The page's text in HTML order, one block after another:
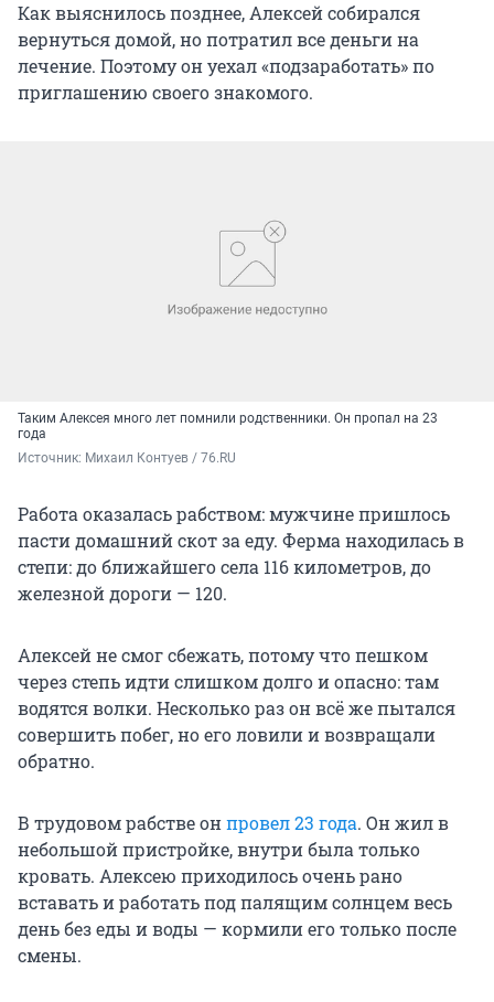
Как выяснилось позднее, Алексей собирался
вернуться домой, но потратил все деньги на
лечение. Поэтому он уехал «подзаработать» по
приглашению своего знакомого.
Таким Алексея много лет помнили родственники. Он пропал на 23
года
Источник: Михаил Контуев / 76.RU
Работа оказалась рабством: мужчине пришлось
пасти домашний скот за еду. Ферма находилась в
степи: до ближайшего села 116 километров, до
железной дороги — 120.
Алексей не смог сбежать, потому что пешком
через степь идти слишком долго и опасно: там
водятся волки. Несколько раз он всё же пытался
совершить побег, но его ловили и возвращали
обратно.
В трудовом рабстве онпровел 23 года. Он жил в
небольшой пристройке, внутри была только
кровать. Алексею приходилось очень рано
вставать и работать под палящим солнцем весь
день без еды и воды — кормили его только после
смены.